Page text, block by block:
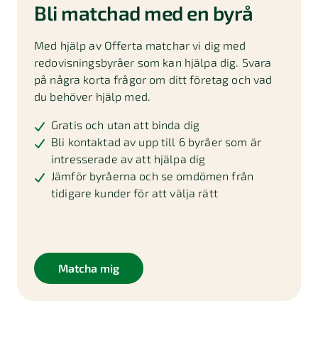
Bli matchad med en byrå
Med hjälp av Offerta matchar vi dig med
redovisningsbyråer som kan hjälpa dig. Svara
på några korta frågor om ditt företag och vad
du behöver hjälp med.
Gratis och utan att binda dig
Bli kontaktad av upp till 6 byråer som är
intresserade av att hjälpa dig
Jämför byråerna och se omdömen från
tidigare kunder för att välja rätt
Matcha mig